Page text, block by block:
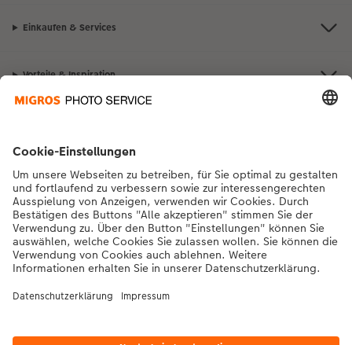
Einkaufen & Services
Vorteile & Inspiration
Bei Fragen zu Produkten oder der Bestellung können Sie uns gerne von
Montag bis Samstag von 8:00 – 20:00 Uhr und Sonntag von 10:00 –
20:00 Uhr (gesetzliche Feiertage ausgenommen) unter der
Telefonnummer043 5500 564kontaktieren.